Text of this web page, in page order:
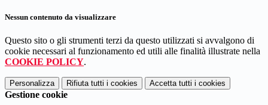
Nessun contenuto da visualizzare
Questo sito o gli strumenti terzi da questo utilizzati si avvalgono di
cookie necessari al funzionamento ed utili alle finalità illustrate nella
COOKIE POLICY.
Personalizza Rifiuta tutti i cookies Accetta tutti i cookies
Gestione cookie